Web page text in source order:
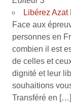
Libérez Azat
Face aux
personnes en
combien il est
de celles et
dignité et leur
souhaitions
Transféré en […]